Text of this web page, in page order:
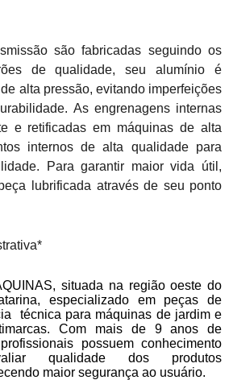
são fabricadas seguindo os
de qualidade, seu alumínio é
alta pressão, evitando imperfeições
As engrenagens internas
e retificadas em máquinas de alta
internos de alta qualidade para
Para garantir maior vida útil,
lubrificada através de seu ponto
situada na região oeste do
especializado em peças de
técnica para máquinas de jardim e
Com mais de 9 anos de
possuem conhecimento
qualidade dos produtos
maior segurança ao usuário.